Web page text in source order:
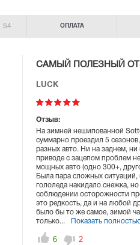
54 ОПЛАТА
САМЫЙ ПОЛЕЗНЫЙ
LUCK
Отзыв:
На зимней нешипованной
суммарно проездил 5
разных авто. Ни на заднем,
приводе с зацепом проблем
мощных авто (одно 300+,
Была пара сложных ситуаций,
гололеда накидало снежка, но
соблюдении осторожности
это редкость, да и на любой
было бы то же самое, зимой
только...
Показать
6 2